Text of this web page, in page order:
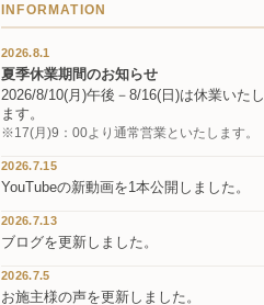
INFORMATION
2026.8.1
夏季休業期間のお知らせ
2026/8/10(月)午後－8/16(日)は休業いたし
ます。
※17(月)9：00より通常営業といたします。
2026.7.15
YouTubeの新動画を1本公開しました。
2026.7.13
ブログを更新しました。
2026.7.5
お施主様の声を更新しました。